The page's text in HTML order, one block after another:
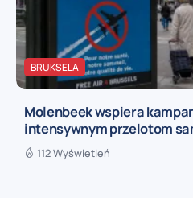
BRUKSELA
Molenbeek wspiera
intensywnym przelotom
112 Wyświetleń